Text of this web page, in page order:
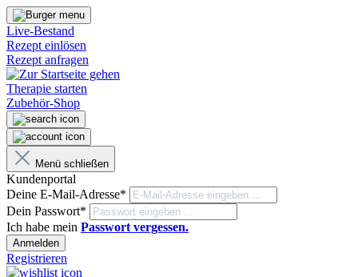
Live-Bestand
Rezept einlösen
Rezept anfragen
Therapie starten
Zubehör-Shop
Menü schließen
Kundenportal
Deine E-Mail-Adresse*
Dein Passwort*
Ich habe mein Passwort vergessen.
Anmelden
Registrieren